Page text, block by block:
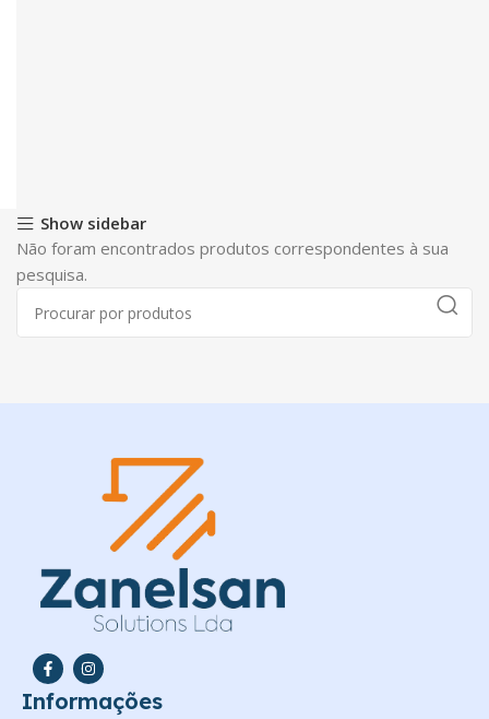
Show sidebar
Não foram encontrados produtos correspondentes à sua
pesquisa.
Informações